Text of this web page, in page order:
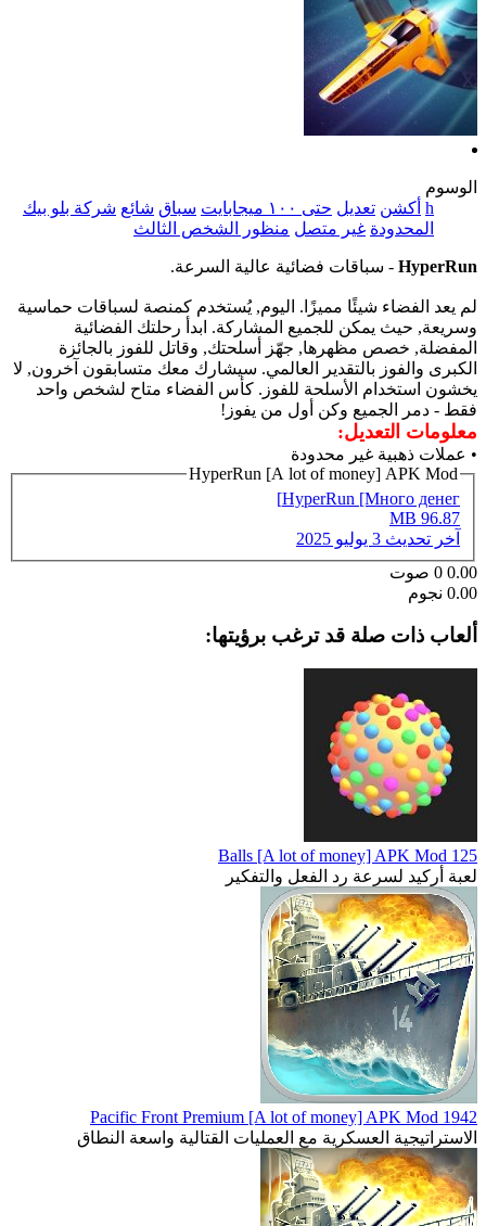
الوسوم
h أكشن تعديل حتى ١٠٠ ميجابايت سباق شائع شركة بلو بيك
المحدودة غير متصل منظور الشخص الثالث
HyperRun - سباقات فضائية عالية السرعة.
لم يعد الفضاء شيئًا مميزًا. اليوم, يُستخدم كمنصة لسباقات حماسية
وسريعة, حيث يمكن للجميع المشاركة. ابدأ رحلتك الفضائية
المفضلة, خصص مظهرها, جهّز أسلحتك, وقاتل للفوز بالجائزة
الكبرى والفوز بالتقدير العالمي. سيشارك معك متسابقون آخرون, لا
يخشون استخدام الأسلحة للفوز. كأس الفضاء متاح لشخص واحد
فقط - دمر الجميع وكن أول من يفوز!
معلومات التعديل:
• عملات ذهبية غير محدودة
HyperRun [A lot of money] APK Mod
HyperRun [Много денег]
96.87 MB
آخر تحديث 3 يوليو 2025
0.00
0 صوت
0.00 نجوم
ألعاب ذات صلة قد ترغب برؤيتها:
125 Balls [A lot of money] APK Mod
لعبة أركيد لسرعة رد الفعل والتفكير
1942 Pacific Front Premium [A lot of money] APK Mod
الاستراتيجية العسكرية مع العمليات القتالية واسعة النطاق